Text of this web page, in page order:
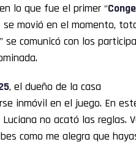
lo que fue el primer “
movió en el momento,
se comunicó con los
, el dueño de la casa
inmóvil en el juego. En
no acató las reglas.
como me alegra que